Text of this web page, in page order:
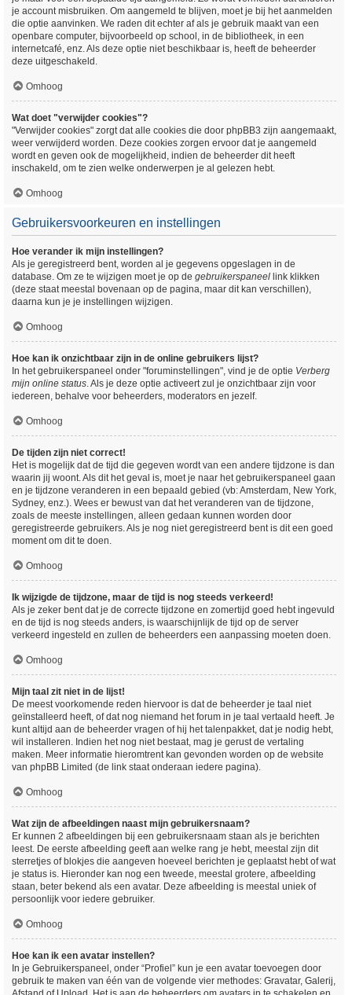
je account misbruiken. Om aangemeld te blijven, moet je bij het aanmelden
die optie aanvinken. We raden dit echter af als je gebruik maakt van een
openbare computer, bijvoorbeeld op school, in de bibliotheek, in een
internetcafé, enz. Als deze optie niet beschikbaar is, heeft de beheerder
deze uitgeschakeld.
Omhoog
Wat doet "verwijder cookies"?
"Verwijder cookies" zorgt dat alle cookies die door phpBB3 zijn aangemaakt,
weer verwijderd worden. Deze cookies zorgen ervoor dat je aangemeld
wordt en geven ook de mogelijkheid, indien de beheerder dit heeft
inschakeld, om te zien welke onderwerpen je al gelezen hebt.
Omhoog
Gebruikersvoorkeuren en instellingen
Hoe verander ik mijn instellingen?
Als je geregistreerd bent, worden al je gegevens opgeslagen in de
database. Om ze te wijzigen moet je op de gebruikerspaneel link klikken
(deze staat meestal bovenaan op de pagina, maar dit kan verschillen),
daarna kun je je instellingen wijzigen.
Omhoog
Hoe kan ik onzichtbaar zijn in de online gebruikers lijst?
In het gebruikerspaneel onder "foruminstellingen", vind je de optie Verberg
mijn online status. Als je deze optie activeert zul je onzichtbaar zijn voor
iedereen, behalve voor beheerders, moderators en jezelf.
Omhoog
De tijden zijn niet correct!
Het is mogelijk dat de tijd die gegeven wordt van een andere tijdzone is dan
waarin jij woont. Als dit het geval is, moet je naar het gebruikerspaneel gaan
en je tijdzone veranderen in een bepaald gebied (vb: Amsterdam, New York,
Sydney, enz.). Wees er bewust van dat het veranderen van de tijdzone,
zoals de meeste instellingen, alleen gedaan kunnen worden door
geregistreerde gebruikers. Als je nog niet geregistreerd bent is dit een goed
moment om dit te doen.
Omhoog
Ik wijzigde de tijdzone, maar de tijd is nog steeds verkeerd!
Als je zeker bent dat je de correcte tijdzone en zomertijd goed hebt ingevuld
en de tijd is nog steeds anders, is waarschijnlijk de tijd op de server
verkeerd ingesteld en zullen de beheerders een aanpassing moeten doen.
Omhoog
Mijn taal zit niet in de lijst!
De meest voorkomende reden hiervoor is dat de beheerder je taal niet
geïnstalleerd heeft, of dat nog niemand het forum in je taal vertaald heeft. Je
kunt altijd aan de beheerder vragen of hij het talenpakket, dat je nodig hebt,
wil installeren. Indien het nog niet bestaat, mag je gerust de vertaling
maken. Meer informatie hieromtrent kan gevonden worden op de website
van phpBB Limited (de link staat onderaan iedere pagina).
Omhoog
Wat zijn de afbeeldingen naast mijn gebruikersnaam?
Er kunnen 2 afbeeldingen bij een gebruikersnaam staan als je berichten
leest. De eerste afbeelding geeft aan welke rang je hebt, meestal zijn dit
sterretjes of blokjes die aangeven hoeveel berichten je geplaatst hebt of wat
je status is. Hieronder kan nog een tweede, meestal grotere, afbeelding
staan, beter bekend als een avatar. Deze afbeelding is meestal uniek of
persoonlijk voor iedere gebruiker.
Omhoog
Hoe kan ik een avatar instellen?
In je Gebruikerspaneel, onder “Profiel” kun je een avatar toevoegen door
gebruik te maken van één van de volgende vier methodes: Gravatar, Galerij,